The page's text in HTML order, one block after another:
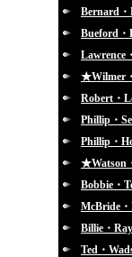
Bernard
Bueford・
Lawrence
★Wilmer
Robert・
Phillip・
Phillip・
★Watson
Bobbie・
McBride
Billie・
Ted・